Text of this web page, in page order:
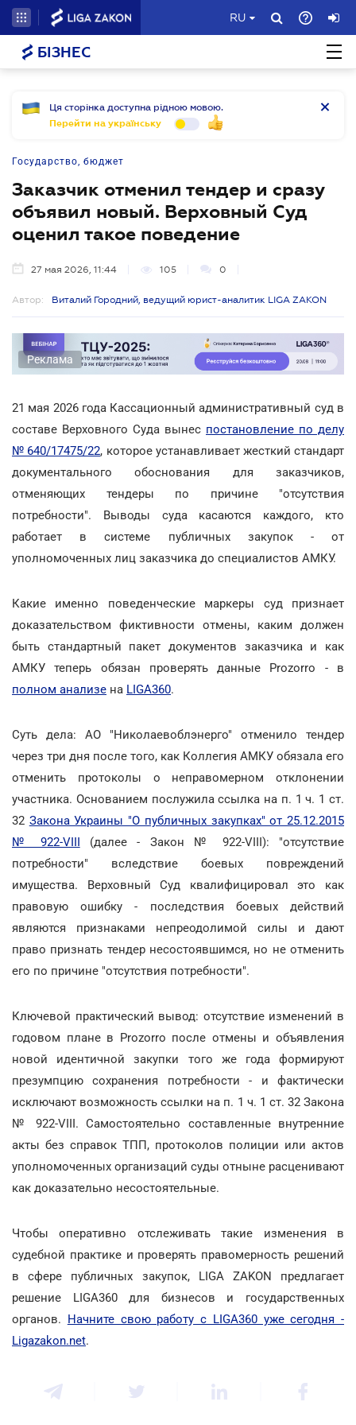
RU
БІЗНЕС
Ця сторінка доступна рідною мовою.
Перейти на українську
Государство, бюджет
Заказчик отменил тендер и сразу
объявил новый. Верховный Суд
оценил такое поведение
27 мая 2026, 11:44 105 0
Автор: Виталий Городний, ведущий юрист-аналитик LIGA ZAKON
Реклама
21 мая 2026 года Кассационный административный суд в
составе Верховного Суда вынес постановление по делу
№ 640/17475/22, которое устанавливает жесткий стандарт
документального обоснования для заказчиков,
отменяющих тендеры по причине "отсутствия
потребности". Выводы суда касаются каждого, кто
работает в системе публичных закупок - от
уполномоченных лиц заказчика до специалистов АМКУ.
Какие именно поведенческие маркеры суд признает
доказательством фиктивности отмены, каким должен
быть стандартный пакет документов заказчика и как
АМКУ теперь обязан проверять данные Prozorro - в
полном анализе на LIGA360.
Суть дела: АО "Николаевоблэнерго" отменило тендер
через три дня после того, как Коллегия АМКУ обязала его
отменить протоколы о неправомерном отклонении
участника. Основанием послужила ссылка на п. 1 ч. 1 ст.
32 Закона Украины "О публичных закупках" от 25.12.2015
№ 922-VIII (далее - Закон № 922-VIII): "отсутствие
потребности" вследствие боевых повреждений
имущества. Верховный Суд квалифицировал это как
правовую ошибку - последствия боевых действий
являются признаками непреодолимой силы и дают
право признать тендер несостоявшимся, но не отменить
его по причине "отсутствия потребности".
Ключевой практический вывод: отсутствие изменений в
годовом плане в Prozorro после отмены и объявления
новой идентичной закупки того же года формируют
презумпцию сохранения потребности - и фактически
исключают возможность ссылки на п. 1 ч. 1 ст. 32 Закона
№ 922-VIII. Самостоятельно составленные внутренние
акты без справок ТПП, протоколов полиции или актов
уполномоченных организаций суды отныне расценивают
как доказательно несостоятельные.
Чтобы оперативно отслеживать такие изменения в
судебной практике и проверять правомерность решений
в сфере публичных закупок, LIGA ZAKON предлагает
решение LIGA360 для бизнесов и государственных
органов. Начните свою работу с LIGA360 уже сегодня -
Ligazakon.net.